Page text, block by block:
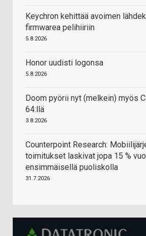
Keychron kehittää avoimen
firmwarea pelihiiriin
5.8.2026
Honor uudisti logonsa
5.8.2026
Doom pyörii nyt (melkein) myös
64:llä
3.8.2026
Counterpoint Research:
toimitukset laskivat jopa 15 %
ensimmäisellä puoliskolla
31.7.2026